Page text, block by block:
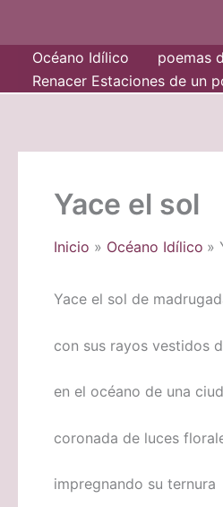
contenidoOcéano Idílico poemas
Renacer Estaciones de un
Yace el sol
Inicio Océano Idílico
Yace el sol de
con sus rayos vestidos
en el océano de una
coronada de luces
impregnando su ternura